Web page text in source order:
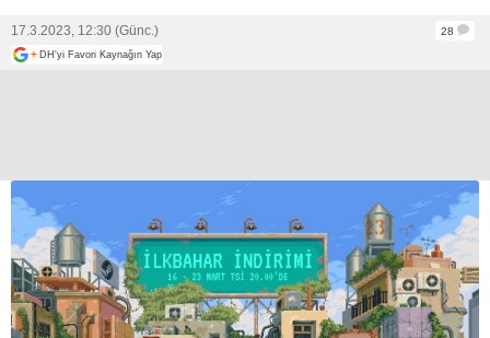
17.3.2023, 12:30 (Günc.)
28
+ DH'yi Favori Kaynağın Yap